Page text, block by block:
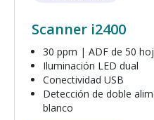
Scanner i2400
30 ppm | ADF de 50
Iluminación LED dual
Conectividad USB
Detección de doble
blanco